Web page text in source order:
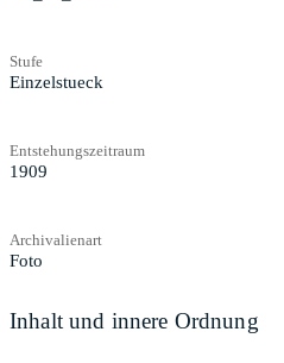
Stufe
Einzelstueck
Entstehungszeitraum
1909
Archivalienart
Foto
Inhalt und innere Ordnung